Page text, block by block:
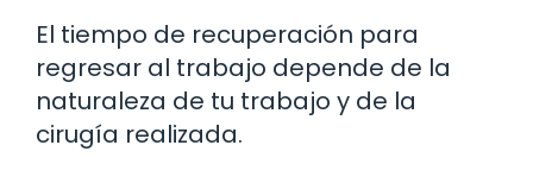
El tiempo de recuperación para
regresar al trabajo depende de la
naturaleza de tu trabajo y de la
cirugía realizada.